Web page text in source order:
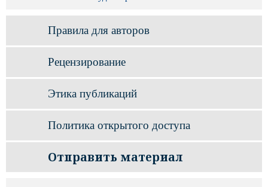
Правила для авторов
Рецензирование
Этика публикаций
Политика открытого доступа
Отправить материал